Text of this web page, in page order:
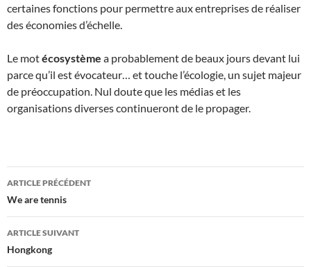
certaines fonctions pour permettre aux entreprises de réaliser
des économies d’échelle.
Le motécosystème a probablement de beaux jours devant lui
parce qu’il est évocateur… et touche l’écologie, un sujet majeur
de préoccupation. Nul doute que les médias et les
organisations diverses continueront de le propager.
Navigation
des
articles
ARTICLE PRÉCÉDENT
We are tennis
ARTICLE SUIVANT
Hongkong